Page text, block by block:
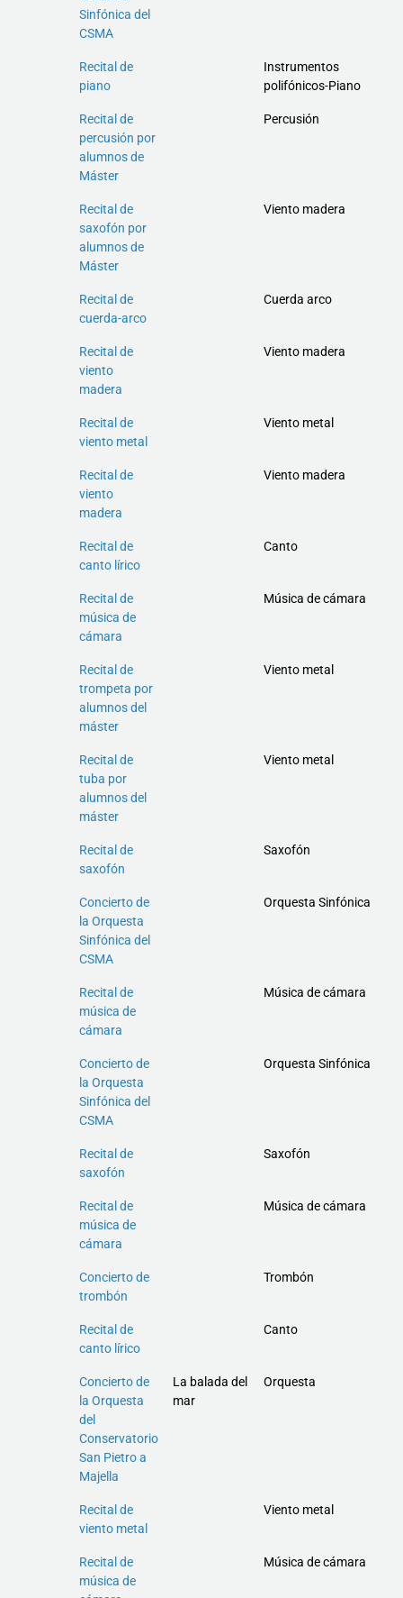
Sinfónica del
CSMA
Recital de
piano
Instrumentos
polifónicos-Piano
Recital de
percusión por
alumnos de
Máster
Percusión
Recital de
saxofón por
alumnos de
Máster
Viento madera
Recital de
cuerda-arco
Cuerda arco
Recital de
viento
madera
Viento madera
Recital de
viento metal
Viento metal
Recital de
viento
madera
Viento madera
Recital de
canto lírico
Canto
Recital de
música de
cámara
Música de cámara
Recital de
trompeta por
alumnos del
máster
Viento metal
Recital de
tuba por
alumnos del
máster
Viento metal
Recital de
saxofón
Saxofón
Concierto de
la Orquesta
Sinfónica del
CSMA
Orquesta Sinfónica
Recital de
música de
cámara
Música de cámara
Concierto de
la Orquesta
Sinfónica del
CSMA
Orquesta Sinfónica
Recital de
saxofón
Saxofón
Recital de
música de
cámara
Música de cámara
Concierto de
trombón
Trombón
Recital de
canto lírico
Canto
Concierto de
la Orquesta
del
Conservatorio
San Pietro a
Majella
La balada del
mar
Orquesta
Recital de
viento metal
Viento metal
Recital de
música de
Música de cámara